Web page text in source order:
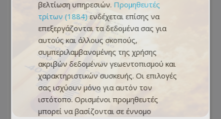
βελτίωση υπηρεσιών. Προμηθευτές
τρίτων (1884) ενδέχεται επίσης να
επεξεργάζονται τα δεδομένα σας για
αυτούς και άλλους σκοπούς,
συμπεριλαμβανομένης της χρήσης
ακριβών δεδομένων γεωεντοπισμού και
χαρακτηριστικών συσκευής. Οι επιλογές
σας ισχύουν μόνο για αυτόν τον
ιστότοπο. Ορισμένοι προμηθευτές
μπορεί να βασίζονται σε έννομο